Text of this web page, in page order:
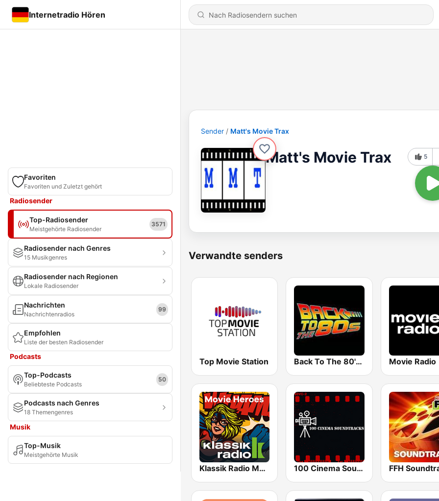
Internetradio Hören
Favoriten
Favoriten und Zuletzt gehört
Radiosender
Top-Radiosender
Meistgehörte Radiosender
3571
Radiosender nach Genres
15 Musikgenres
Radiosender nach Regionen
Lokale Radiosender
Nachrichten
Nachrichtenradios
99
Empfohlen
Liste der besten Radiosender
Podcasts
Top-Podcasts
Beliebteste Podcasts
50
Podcasts nach Genres
18 Themengenres
Musik
Top-Musik
Meistgehörte Musik
Sender Matt's Movie Trax
Matt's Movie Trax 5
Verwandte senders
Top Movie Station Back To The 80's Radio Movie Radio
Klassik Radio Movie Heroes 100 Cinema Soundtracks FFH